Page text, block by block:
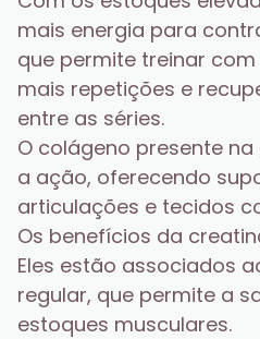
mais energia para
que permite treinar
mais repetições e
entre as séries.
O colágeno presente
a ação, oferecendo
articulações e tecidos
Os benefícios da
Eles estão associados
regular, que permite a
estoques musculares.